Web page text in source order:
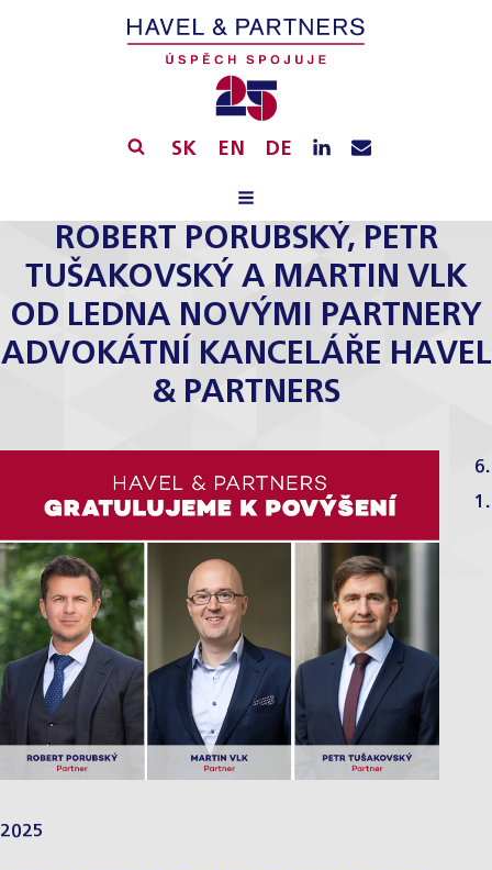
SK EN DE
ROBERT PORUBSKÝ, PETR
TUŠAKOVSKÝ A MARTIN VLK
OD LEDNA NOVÝMI PARTNERY
ADVOKÁTNÍ KANCELÁŘE HAVEL
& PARTNERS
6.
1.
2025